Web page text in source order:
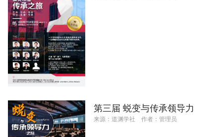
第三届 蜕变与传承领导力
来源：道渊学社 作者：管理员